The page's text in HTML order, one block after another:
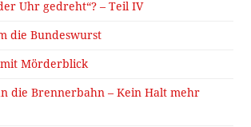
Uhr gedreht“? – Teil IV
die Bundeswurst
Mörderblick
die Brennerbahn – Kein Halt mehr